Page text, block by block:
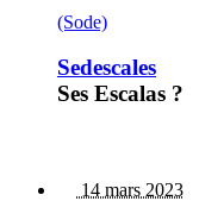
(Sode)
Sedescales
Ses Escalas ?
14 mars 2023